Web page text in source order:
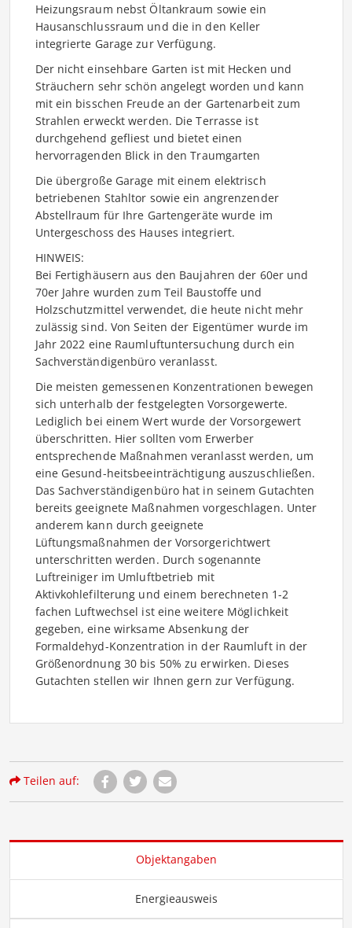
Heizungsraum nebst Öltankraum sowie ein
Hausanschlussraum und die in den Keller
integrierte Garage zur Verfügung.
Der nicht einsehbare Garten ist mit Hecken und
Sträuchern sehr schön angelegt worden und kann
mit ein bisschen Freude an der Gartenarbeit zum
Strahlen erweckt werden. Die Terrasse ist
durchgehend gefliest und bietet einen
hervorragenden Blick in den Traumgarten
Die übergroße Garage mit einem elektrisch
betriebenen Stahltor sowie ein angrenzender
Abstellraum für Ihre Gartengeräte wurde im
Untergeschoss des Hauses integriert.
HINWEIS:
Bei Fertighäusern aus den Baujahren der 60er und
70er Jahre wurden zum Teil Baustoffe und
Holzschutzmittel verwendet, die heute nicht mehr
zulässig sind. Von Seiten der Eigentümer wurde im
Jahr 2022 eine Raumluftuntersuchung durch ein
Sachverständigenbüro veranlasst.
Die meisten gemessenen Konzentrationen bewegen
sich unterhalb der festgelegten Vorsorgewerte.
Lediglich bei einem Wert wurde der Vorsorgewert
überschritten. Hier sollten vom Erwerber
entsprechende Maßnahmen veranlasst werden, um
eine Gesund-heitsbeeinträchtigung auszuschließen.
Das Sachverständigenbüro hat in seinem Gutachten
bereits geeignete Maßnahmen vorgeschlagen. Unter
anderem kann durch geeignete
Lüftungsmaßnahmen der Vorsorgerichtwert
unterschritten werden. Durch sogenannte
Luftreiniger im Umluftbetrieb mit
Aktivkohlefilterung und einem berechneten 1-2
fachen Luftwechsel ist eine weitere Möglichkeit
gegeben, eine wirksame Absenkung der
Formaldehyd-Konzentration in der Raumluft in der
Größenordnung 30 bis 50% zu erwirken. Dieses
Gutachten stellen wir Ihnen gern zur Verfügung.
Teilen auf:
Objektangaben
Energieausweis